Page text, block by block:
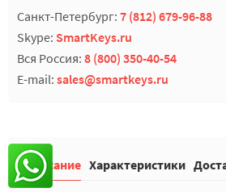
Санкт-Петербург: 7 (812) 679-96-88
Skype: SmartKeys.ru
Вся Россия: 8 (800) 350-40-54
E-mail: sales@smartkeys.ru
Описание Характеристики